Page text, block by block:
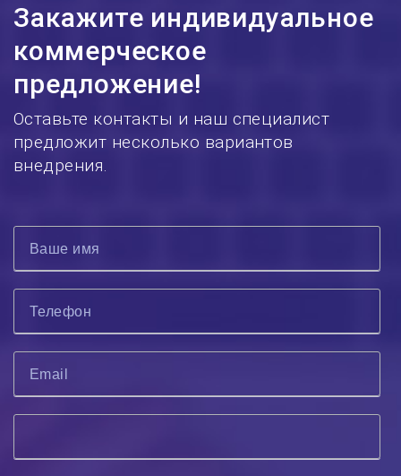
Закажите индивидуальное
коммерческое
предложение!
Оставьте контакты и наш специалист
предложит несколько вариантов
внедрения.